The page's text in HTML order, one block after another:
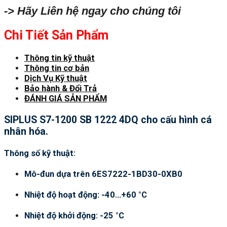
-> Hãy Liên hệ ngay cho chúng tôi
Chi Tiết Sản Phẩm
Thông tin kỹ thuật
Thông tin cơ bản
Dịch Vụ Kỹ thuật
Bảo hành & Đổi Trả
ĐÁNH GIÁ SẢN PHẨM
SIPLUS S7-1200 SB 1222 4DQ cho cấu hình cá
nhân hóa.
Thông số kỹ thuật:
Mô-đun dựa trên 6ES7222-1BD30-0XB0
Nhiệt độ hoạt động: -40…+60 °C
Nhiệt độ khởi động: -25 °C